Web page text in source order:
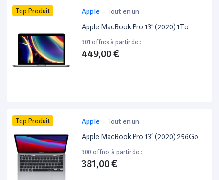
Top Produit Apple - Tout en un
Apple MacBook Pro 13” (2020) 1To
301 offres à partir de :
449,00 €
Top Produit Apple - Tout en un
Apple MacBook Pro 13” (2020) 256Go
300 offres à partir de :
381,00 €